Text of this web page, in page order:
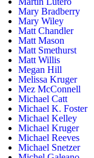
Mary Bradberry
Mary Wiley
Matt Chandler
Matt Mason
Matt Smethurst
Matt Willis
Megan Hill
Melissa Kruger
Mez McConnell
Michael Catt
Michael K. Foster
Michael Kelley
Michael Kruger
Michael Reeves
Michael Snetzer